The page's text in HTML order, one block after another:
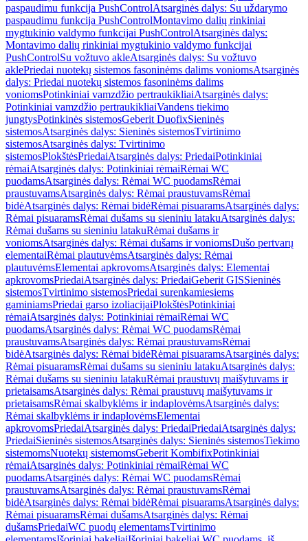
paspaudimu funkcija PushControlAtsarginės dalys: Su uždarymo
paspaudimu funkcija PushControlMontavimo dalių rinkiniai
mygtukinio valdymo funkcijai PushControlAtsarginės dalys:
Montavimo dalių rinkiniai mygtukinio valdymo funkcijai
PushControlSu vožtuvo akleAtsarginės dalys: Su vožtuvo
aklePriedai nuotekų sistemos fasoninėms dalims voniomsAtsarginės
dalys: Priedai nuotekų sistemos fasoninėms dalims
voniomsPotinkiniai vamzdžio pertraukikliaiAtsarginės dalys:
Potinkiniai vamzdžio pertraukikliaiVandens tiekimo
jungtysPotinkinės sistemosGeberit DuofixSieninės
sistemosAtsarginės dalys: Sieninės sistemosTvirtinimo
sistemosAtsarginės dalys: Tvirtinimo
sistemosPlokštėsPriedaiAtsarginės dalys: PriedaiPotinkiniai
rėmaiAtsarginės dalys: Potinkiniai rėmaiRėmai WC
puodamsAtsarginės dalys: Rėmai WC puodamsRėmai
praustuvamsAtsarginės dalys: Rėmai praustuvamsRėmai
bidėAtsarginės dalys: Rėmai bidėRėmai pisuaramsAtsarginės dalys:
Rėmai pisuaramsRėmai dušams su sieniniu latakuAtsarginės dalys:
Rėmai dušams su sieniniu latakuRėmai dušams ir
voniomsAtsarginės dalys: Rėmai dušams ir voniomsDušo pertvarų
elementaiRėmai plautuvėmsAtsarginės dalys: Rėmai
plautuvėmsElementai apkrovomsAtsarginės dalys: Elementai
apkrovomsPriedaiAtsarginės dalys: PriedaiGeberit GISSieninės
sistemosTvirtinimo sistemosPriedai surenkamiesiems
gaminiamsPriedai garso izoliacijaiPlokštėsPotinkiniai
rėmaiAtsarginės dalys: Potinkiniai rėmaiRėmai WC
puodamsAtsarginės dalys: Rėmai WC puodamsRėmai
praustuvamsAtsarginės dalys: Rėmai praustuvamsRėmai
bidėAtsarginės dalys: Rėmai bidėRėmai pisuaramsAtsarginės dalys:
Rėmai pisuaramsRėmai dušams su sieniniu latakuAtsarginės dalys:
Rėmai dušams su sieniniu latakuRėmai praustuvų maišytuvams ir
prietaisamsAtsarginės dalys: Rėmai praustuvų maišytuvams ir
prietaisamsRėmai skalbyklėms ir indaplovėmsAtsarginės dalys:
Rėmai skalbyklėms ir indaplovėmsElementai
apkrovomsPriedaiAtsarginės dalys: PriedaiPriedaiAtsarginės dalys:
PriedaiSieninės sistemosAtsarginės dalys: Sieninės sistemosTiekimo
sistemomsNuotekų sistemomsGeberit KombifixPotinkiniai
rėmaiAtsarginės dalys: Potinkiniai rėmaiRėmai WC
puodamsAtsarginės dalys: Rėmai WC puodamsRėmai
praustuvamsAtsarginės dalys: Rėmai praustuvamsRėmai
bidėAtsarginės dalys: Rėmai bidėRėmai pisuaramsAtsarginės dalys:
Rėmai pisuaramsRėmai dušamsAtsarginės dalys: Rėmai
dušamsPriedaiWC puodų elementamsTvirtinimo